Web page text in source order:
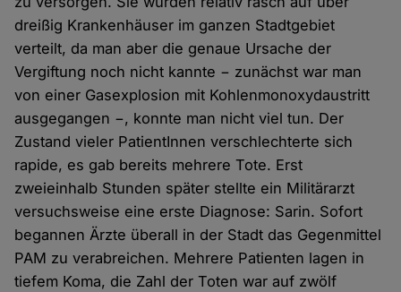
dreißig Krankenhäuser im ganzen Stadtgebiet
verteilt, da man aber die genaue Ursache der
Vergiftung noch nicht kannte − zunächst war man
von einer Gasexplosion mit Kohlenmonoxydaustritt
ausgegangen −, konnte man nicht viel tun. Der
Zustand vieler PatientInnen verschlechterte sich
rapide, es gab bereits mehrere Tote. Erst
zweieinhalb Stunden später stellte ein Militärarzt
versuchsweise eine erste Diagnose: Sarin. Sofort
begannen Ärzte überall in der Stadt das Gegenmittel
PAM zu verabreichen. Mehrere Patienten lagen in
tiefem Koma, die Zahl der Toten war auf zwölf